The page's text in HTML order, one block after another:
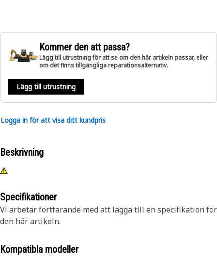
Kommer den att passa?
Lägg till utrustning för att se om den här artikeln passar, eller
om det finns tillgängliga reparationsalternativ.
Lägg till utrustning
Logga in för att visa ditt kundpris
Beskrivning
Specifikationer
Vi arbetar fortfarande med att lägga till en specifikation för
den här artikeln.
Kompatibla modeller